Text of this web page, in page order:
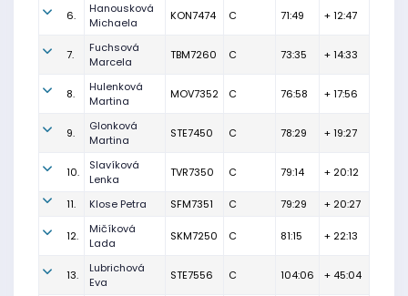
6.
Hanousková
Michaela
KON7474 C 71:49 + 12:47
7.
Fuchsová
Marcela
TBM7260 C 73:35 + 14:33
8.
Hulenková
Martina
MOV7352 C 76:58 + 17:56
9.
Glonková
Martina
STE7450 C 78:29 + 19:27
10.
Slavíková
Lenka
TVR7350 C 79:14 + 20:12
11. Klose Petra SFM7351 C 79:29 + 20:27
12.
Mičíková
Lada
SKM7250 C 81:15 + 22:13
13.
Lubrichová
Eva
STE7556 C 104:06 + 45:04